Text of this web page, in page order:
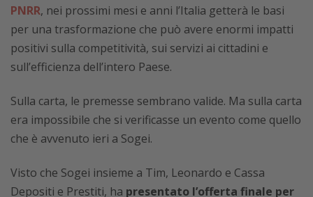
PNRR, nei prossimi mesi e anni l’Italia getterà le basi
per una trasformazione che può avere enormi impatti
positivi sulla competitività, sui servizi ai cittadini e
sull’efficienza dell’intero Paese.
Sulla carta, le premesse sembrano valide. Ma sulla carta
era impossibile che si verificasse un evento come quello
che è avvenuto ieri a Sogei.
Visto che Sogei insieme a Tim, Leonardo e Cassa
Depositi e Prestiti, ha presentato l’offerta finale per